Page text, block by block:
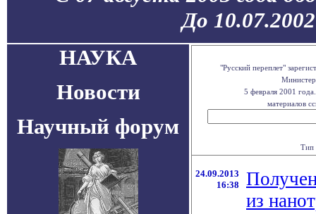
До
НАУКА
Новости
Научный форум
"Русский переплет"
5 февраля 2001
материалов
Тип
24.09.2013
16:38
из